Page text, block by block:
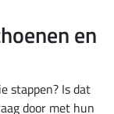
en
stappen? Is dat
door met hun